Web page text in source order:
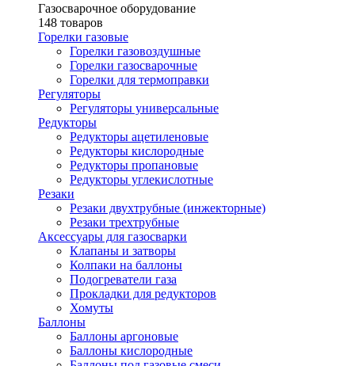
Газосварочное оборудование
148 товаров
Горелки газовые
Горелки газовоздушные
Горелки газосварочные
Горелки для термоправки
Регуляторы
Регуляторы универсальные
Редукторы
Редукторы ацетиленовые
Редукторы кислородные
Редукторы пропановые
Редукторы углекислотные
Резаки
Резаки двухтрубные (инжекторные)
Резаки трехтрубные
Аксессуары для газосварки
Клапаны и затворы
Колпаки на баллоны
Подогреватели газа
Прокладки для редукторов
Хомуты
Баллоны
Баллоны аргоновые
Баллоны кислородные